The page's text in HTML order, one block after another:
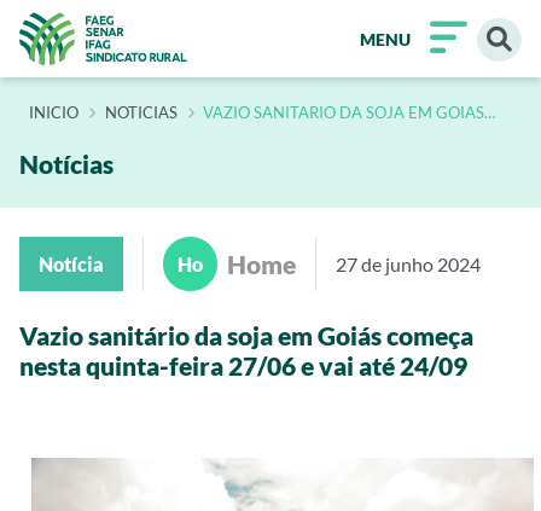
MENU
INÍCIO NOTICIAS VAZIO SANITARIO DA SOJA EM GOIAS
Notícias
Notícia Ho Home 27 de junho 2024
Vazio sanitário da soja em Goiás começa
nesta quinta-feira 27/06 e vai até 24/09